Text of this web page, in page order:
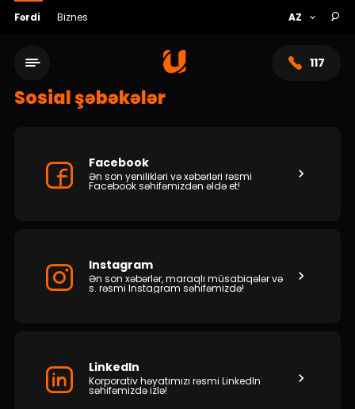
Fərdi Biznes
117
Xidmət şəbəkəsi
Sosial şəbəkələr
Facebook
Ən son yenilikləri və xəbərləri rəsmi
Facebook səhifəmizdən əldə et!
Instagram
Ən son xəbərlər, maraqlı müsabiqələr və
s. rəsmi Instagram səhifəmizdə!
LinkedIn
Korporativ həyatımızı rəsmi LinkedIn
səhifəmizdə izlə!